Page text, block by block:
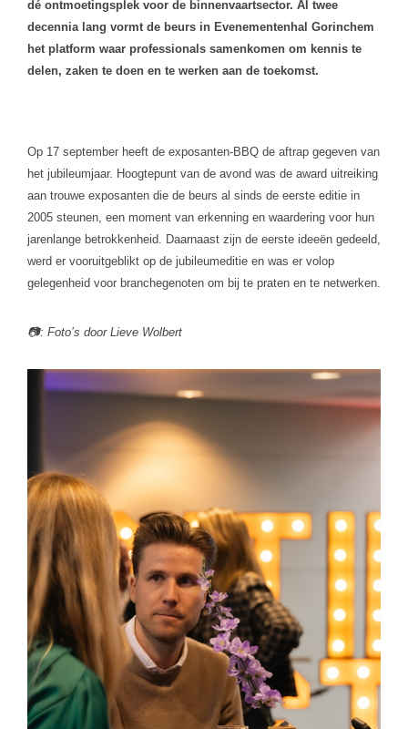
dé ontmoetingsplek voor de binnenvaartsector. Al twee
decennia lang vormt de beurs in Evenementenhal Gorinchem
het platform waar professionals samenkomen om kennis te
delen, zaken te doen en te werken aan de toekomst.
Op 17 september heeft de exposanten-BBQ de aftrap gegeven van
het jubileumjaar. Hoogtepunt van de avond was de award uitreiking
aan trouwe exposanten die de beurs al sinds de eerste editie in
2005 steunen, een moment van erkenning en waardering voor hun
jarenlange betrokkenheid. Daarnaast zijn de eerste ideeën gedeeld,
werd er vooruitgeblikt op de jubileumeditie en was er volop
gelegenheid voor branchegenoten om bij te praten en te netwerken.
📷: Foto’s door Lieve Wolbert